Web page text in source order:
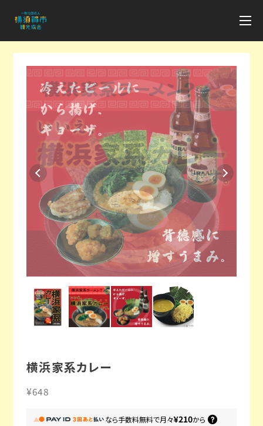
横浜家系カレー
¥648
なら手数料無料で月々¥210から